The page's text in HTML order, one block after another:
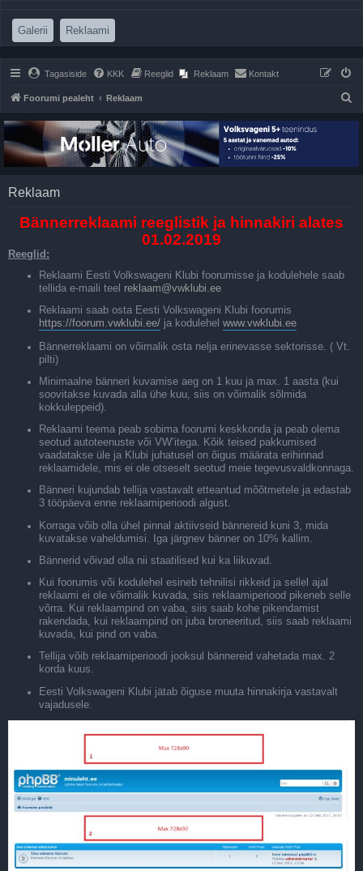
Galerii (Opens a new tab)
Reklaami
Tagasiside KKK Reeglid Reklaam Kontakt
Foorumi pealeht Reklaam
Reklaam
Bännerreklaami reeglistik ja hinnakiri alates
01.02.2019
Reeglid:
Reklaami Eesti Volkswageni Klubi foorumisse ja kodulehele saab
tellida e-maili teel reklaam@vwklubi.ee
Reklaami saab osta Eesti Volkswageni Klubi foorumis
https://foorum.vwklubi.ee/ja kodulehel www.vwklubi.ee
Bännerreklaami on võimalik osta nelja erinevasse sektorisse. ( Vt.
pilti)
Minimaalne bänneri kuvamise aeg on 1 kuu ja max. 1 aasta (kui
soovitakse kuvada alla ühe kuu, siis on võimalik sõlmida
kokkuleppeid).
Reklaami teema peab sobima foorumi keskkonda ja peab olema
seotud autoteenuste või VW’itega. Kõik teised pakkumised
vaadatakse üle ja Klubi juhatusel on õigus määrata erihinnad
reklaamidele, mis ei ole otseselt seotud meie tegevusvaldkonnaga.
Bänneri kujundab tellija vastavalt etteantud mõõtmetele ja edastab
3 tööpäeva enne reklaamiperioodi algust.
Korraga võib olla ühel pinnal aktiivseid bännereid kuni 3, mida
kuvatakse vaheldumisi. Iga järgnev bänner on 10% kallim.
Bännerid võivad olla nii staatilised kui ka liikuvad.
Kui foorumis või kodulehel esineb tehnilisi rikkeid ja sellel ajal
reklaami ei ole võimalik kuvada, siis reklaamiperiood pikeneb selle
võrra. Kui reklaampind on vaba, siis saab kohe pikendamist
rakendada, kui reklaampind on juba broneeritud, siis saab reklaami
kuvada, kui pind on vaba.
Tellija võib reklaamiperioodi jooksul bännereid vahetada max. 2
korda kuus.
Eesti Volkswageni Klubi jätab õiguse muuta hinnakirja vastavalt
vajadusele.